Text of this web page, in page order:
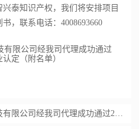
泰知识产权，我们将安排项目
，联系电话：4008693660
司代理成功通过2025年第四批北京高新技术企业